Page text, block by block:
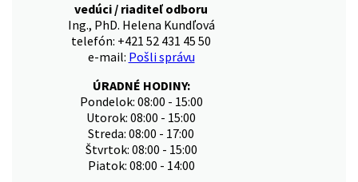
vedúci / riaditeľ odboru
Ing., PhD. Helena Kundľová
telefón: +421 52 431 45 50
e-mail: Pošli správu
ÚRADNÉ HODINY:
Pondelok: 08:00 - 15:00
Utorok: 08:00 - 15:00
Streda: 08:00 - 17:00
Štvrtok: 08:00 - 15:00
Piatok: 08:00 - 14:00